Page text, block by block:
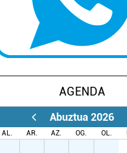
AGENDA
Abuztua 2026
AL. AR. AZ. OG. OL.